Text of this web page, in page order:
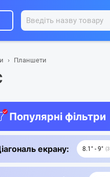
Планшети
Популярні фільтри
екрану: 8.1" - 9" 3